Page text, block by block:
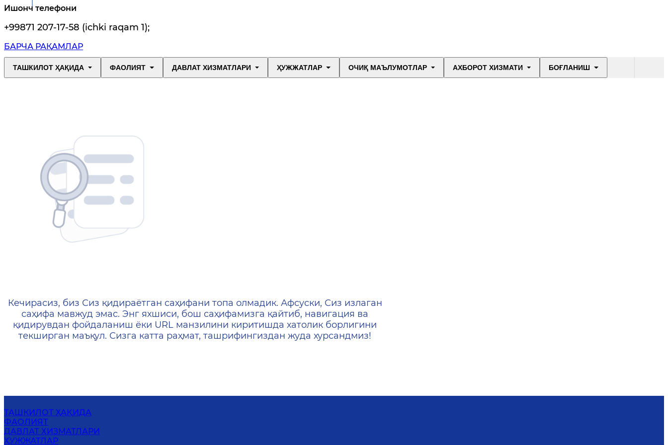
Ишонч телефони
+99871 207-17-58 (ichki raqam 1);
БАРЧА РАҚАМЛАР
ТАШКИЛОТ ҲАҚИДА ФАОЛИЯТ ДАВЛАТ ХИЗМАТЛАРИ ҲУЖЖАТЛАР ОЧИҚ МАЪЛУМОТЛАР АХБОРОТ ХИЗМАТИ БОҒЛАНИШ
404 — Страница не найдена
Кечирасиз, биз Сиз қидираётган саҳифани топа олмадик. Афсуски, Сиз излаган
саҳифа мавжуд эмас. Энг яхшиси, бош саҳифамизга қайтиб, навигация ва
қидирувдан фойдаланиш ёки URL манзилини киритишда хатолик борлигини
текширган маъқул. Сизга катта раҳмат, ташрифингиздан жуда хурсандмиз!
ТАШКИЛОТ ҲАҚИДА
ФАОЛИЯТ
ДАВЛАТ ХИЗМАТЛАРИ
ҲУЖЖАТЛАР